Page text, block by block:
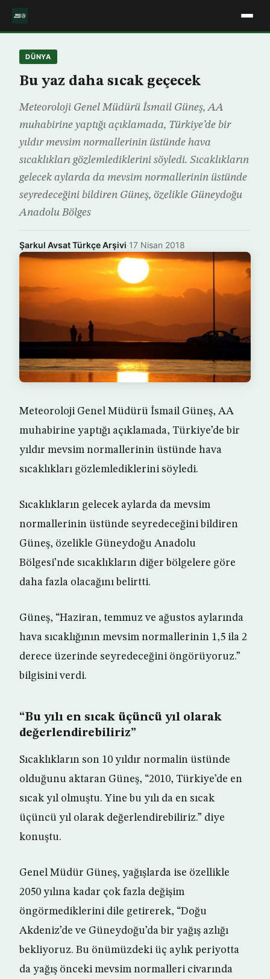
DÜNYA
Bu yaz daha sıcak geçecek
Meteoroloji Genel Müdürü İsmail Güneş, AA
muhabirine yaptığı açıklamada, Türkiye’de bir
yıldır mevsim normallerinin üstünde hava
sıcaklıkları gözlemlediklerini söyledi. Sıcaklıkların
gelecek aylarda da mevsim normallerinin üstünde
seyredeceğini bildiren Güneş, özelikle Güneydoğu
Anadolu Bölges
Şarkul Avsat Türkçe Arşivi·17 Nisan 2018
Meteoroloji Genel Müdürü İsmail Güneş, AA
muhabirine yaptığı açıklamada, Türkiye’de bir
yıldır mevsim normallerinin üstünde hava
sıcaklıkları gözlemlediklerini söyledi.
Sıcaklıkların gelecek aylarda da mevsim
normallerinin üstünde seyredeceğini bildiren
Güneş, özelikle Güneydoğu Anadolu
Bölgesi’nde sıcaklıkların diğer bölgelere göre
daha fazla olacağını belirtti.
Güneş, “Haziran, temmuz ve ağustos aylarında
hava sıcaklığının mevsim normallerinin 1,5 ila 2
derece üzerinde seyredeceğini öngörüyoruz.”
bilgisini verdi.
“Bu yılı en sıcak üçüncü yıl olarak
değerlendirebiliriz”
Sıcaklıkların son 10 yıldır normalin üstünde
olduğunu aktaran Güneş, “2010, Türkiye’de en
sıcak yıl olmuştu. Yine bu yılı da en sıcak
üçüncü yıl olarak değerlendirebiliriz.” diye
konuştu.
Genel Müdür Güneş, yağışlarda ise özellikle
2050 yılına kadar çok fazla değişim
öngörmediklerini dile getirerek, “Doğu
Akdeniz’de ve Güneydoğu’da bir yağış azlığı
bekliyoruz. Bu önümüzdeki üç aylık periyotta
da yağış önceki mevsim normalleri civarında